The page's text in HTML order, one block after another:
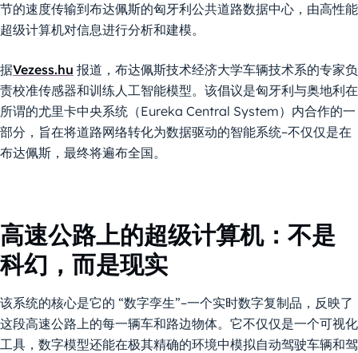
节的速度传输到布达佩斯的匈牙利公共道路数据中心，由高性能
超级计算机对信息进行分析和建模。
据Vezess.hu 报道，布达佩斯技术经济大学车辆技术系的专家负
责校准传感器和训练人工智能模型。该倡议是匈牙利与奥地利在
所谓的尤里卡中央系统（Eureka Central System）内合作的一
部分，旨在将道路网络转化为数据驱动的智能系统–不仅仅是在
布达佩斯，最终将遍布全国。
高速公路上的超级计算机：不是
科幻，而是现实
该系统的核心是它的 “数字孪生”–一个实时数字复制品，反映了
这段高速公路上的每一辆车和路边物体。它不仅仅是一个可视化
工具，数字模型还能在极其精确的环境中模拟自动驾驶车辆和驾